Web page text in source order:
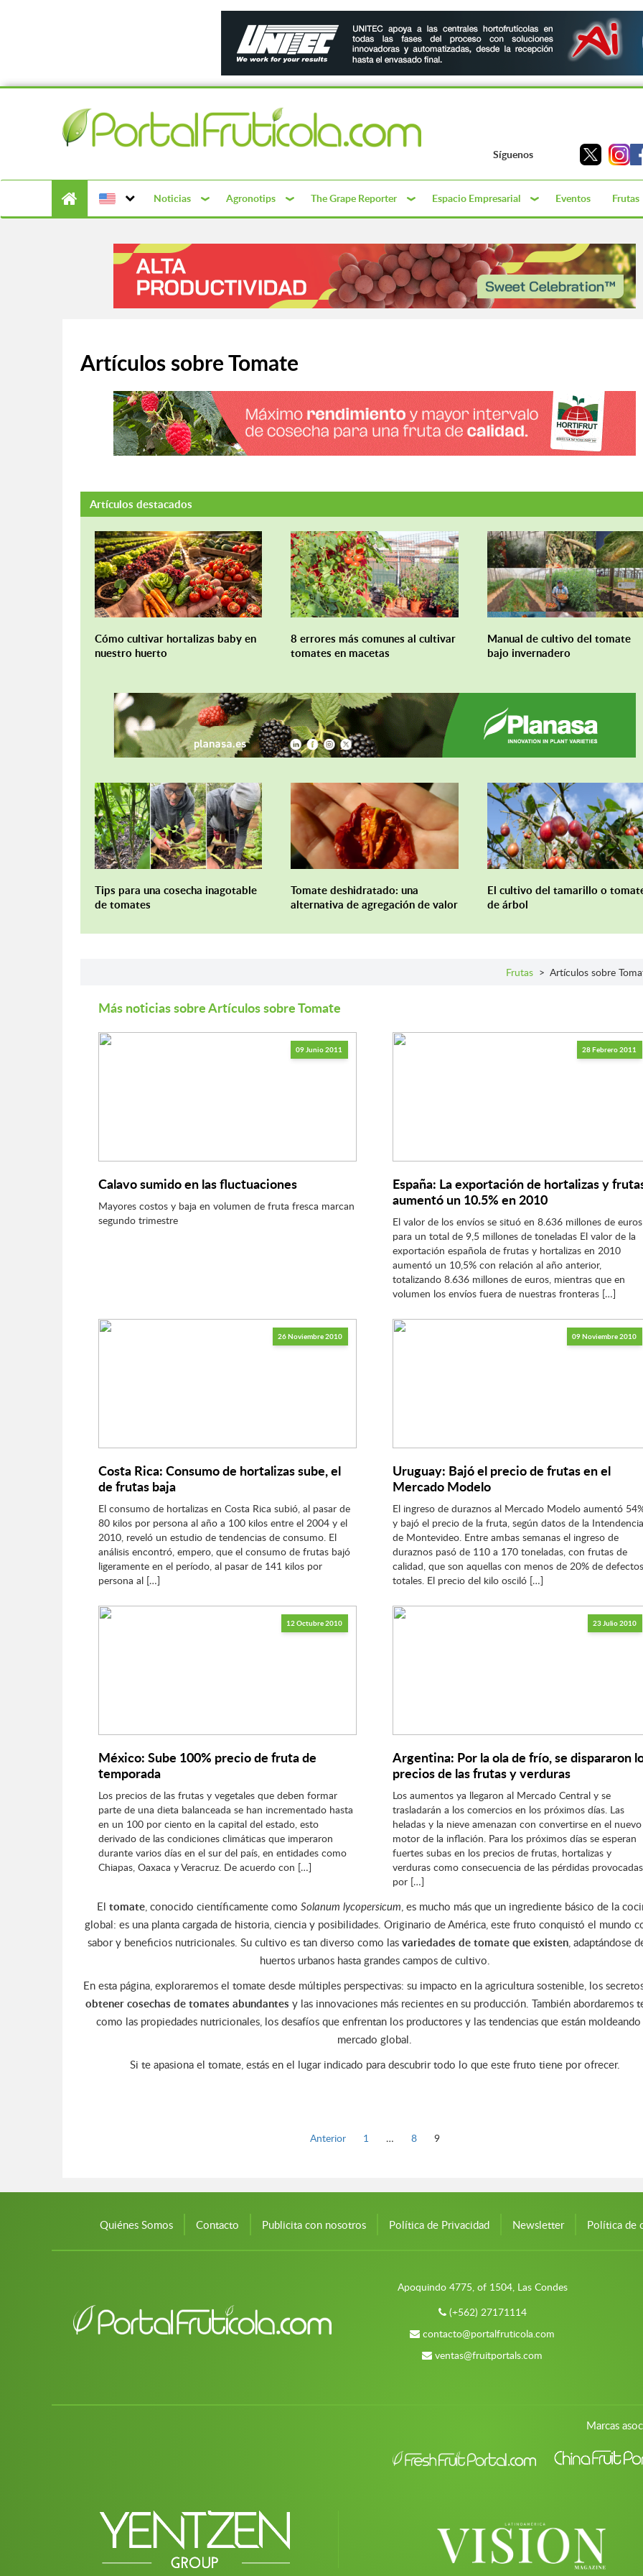
Síguenos
Noticias Agronotips The Grape Reporter Espacio Empresarial Eventos Frutas
Artículos sobre Tomate
Artículos destacados
Cómo cultivar hortalizas baby en
nuestro huerto
8 errores más comunes al cultivar
tomates en macetas
Manual de cultivo del tomate
bajo invernadero
Tips para una cosecha inagotable
de tomates
Tomate deshidratado: una
alternativa de agregación de valor
El cultivo del tamarillo o
de árbol
Frutas > Artículos sobre
Más noticias sobre Artículos sobre Tomate
09 Junio 2011
Calavo sumido en las fluctuaciones
Mayores costos y baja en volumen de fruta fresca marcan
segundo trimestre
28 Febrero 2011
España: La exportación de hortalizas y
aumentó un 10.5% en 2010
El valor de los envíos se situó en 8.636 millones de euros
para un total de 9,5 millones de toneladas El valor de la
exportación española de frutas y hortalizas en 2010
aumentó un 10,5% con relación al año anterior,
totalizando 8.636 millones de euros, mientras que en
volumen los envíos fuera de nuestras fronteras […]
26 Noviembre 2010
Costa Rica: Consumo de hortalizas sube, el
de frutas baja
El consumo de hortalizas en Costa Rica subió, al pasar de
80 kilos por persona al año a 100 kilos entre el 2004 y el
2010, reveló un estudio de tendencias de consumo. El
análisis encontró, empero, que el consumo de frutas bajó
ligeramente en el período, al pasar de 141 kilos por
persona al […]
09 Noviembre 2010
Uruguay: Bajó el precio de frutas en el
Mercado Modelo
El ingreso de duraznos al Mercado Modelo aumentó
y bajó el precio de la fruta, según datos de la Intendencia
de Montevideo. Entre ambas semanas el ingreso de
duraznos pasó de 110 a 170 toneladas, con frutas de
calidad, que son aquellas con menos de 20% de defectos
totales. El precio del kilo osciló […]
12 Octubre 2010
México: Sube 100% precio de fruta de
temporada
Los precios de las frutas y vegetales que deben formar
parte de una dieta balanceada se han incrementado hasta
en un 100 por ciento en la capital del estado, esto
derivado de las condiciones climáticas que imperaron
durante varios días en el sur del país, en entidades como
Chiapas, Oaxaca y Veracruz. De acuerdo con […]
23 Julio 2010
Argentina: Por la ola de frío, se dispararon
precios de las frutas y verduras
Los aumentos ya llegaron al Mercado Central y se
trasladarán a los comercios en los próximos días. Las
heladas y la nieve amenazan con convertirse en el nuevo
motor de la inflación. Para los próximos días se esperan
fuertes subas en los precios de frutas, hortalizas y
verduras como consecuencia de las pérdidas provocadas
por […]
El tomate, conocido científicamente como Solanum lycopersicum, es mucho más que un ingrediente básico de la
global: es una planta cargada de historia, ciencia y posibilidades. Originario de América, este fruto conquistó el mundo
sabor y beneficios nutricionales. Su cultivo es tan diverso como las variedades de tomate que existen, adaptándose
huertos urbanos hasta grandes campos de cultivo.
En esta página, exploraremos el tomate desde múltiples perspectivas: su impacto en la agricultura sostenible, los
obtener cosechas de tomates abundantes y las innovaciones más recientes en su producción. También abordaremos
como las propiedades nutricionales, los desafíos que enfrentan los productores y las tendencias que están moldeando
mercado global.
Si te apasiona el tomate, estás en el lugar indicado para descubrir todo lo que este fruto tiene por ofrecer.
Anterior Página
1 … Página
8 Página
9
Quiénes Somos Contacto Publicita con nosotros Política de Privacidad Newsletter Política de
Apoquindo 4775, of 1504, Las Condes
(+562) 27171114
contacto@portalfruticola.com
ventas@fruitportals.com
Marcas